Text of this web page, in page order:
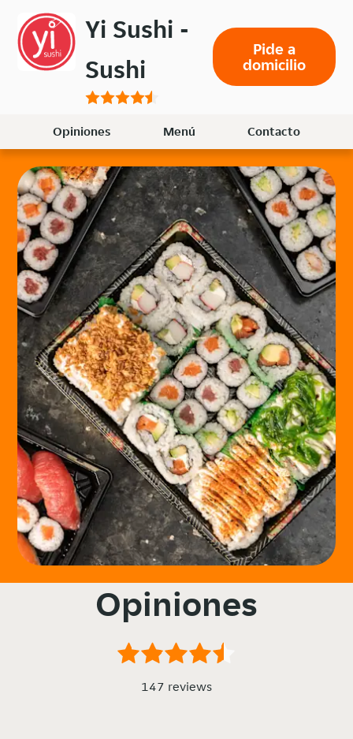
Volver
menú
principal
Yi Sushi -
Sushi
Pide a
domicilio
Opiniones Menú Contacto
Opiniones
147 reviews